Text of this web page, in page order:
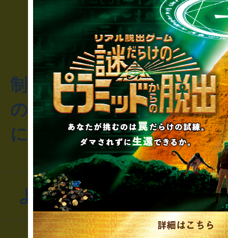
制作のご相談・コラボレ
のお客様からのご質問や
にお問い合わせください
よくあるお問い合わせ